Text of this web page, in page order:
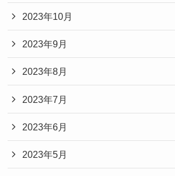
2023年10月
2023年9月
2023年8月
2023年7月
2023年6月
2023年5月